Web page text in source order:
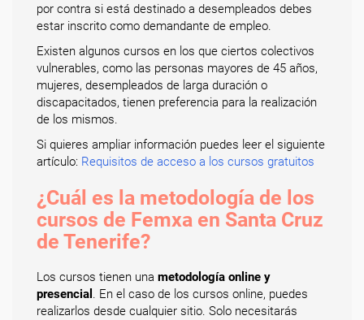
por contra si está destinado a desempleados debes
estar inscrito como demandante de empleo.
Existen algunos cursos en los que ciertos colectivos
vulnerables, como las personas mayores de 45 años,
mujeres, desempleados de larga duración o
discapacitados, tienen preferencia para la realización
de los mismos.
Si quieres ampliar información puedes leer el siguiente
artículo: Requisitos de acceso a los cursos gratuitos
¿Cuál es la metodología de los
cursos de Femxa en Santa Cruz
de Tenerife?
Los cursos tienen una metodología online y
presencial . En el caso de los cursos online, puedes
realizarlos desde cualquier sitio. Solo necesitarás